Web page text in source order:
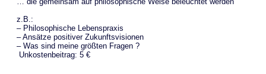
z.B.:
– Philosophische Lebenspraxis
– Ansätze positiver Zukunftsvisionen
– Was sind meine größten Fragen ?
Unkostenbeitrag: 5 €